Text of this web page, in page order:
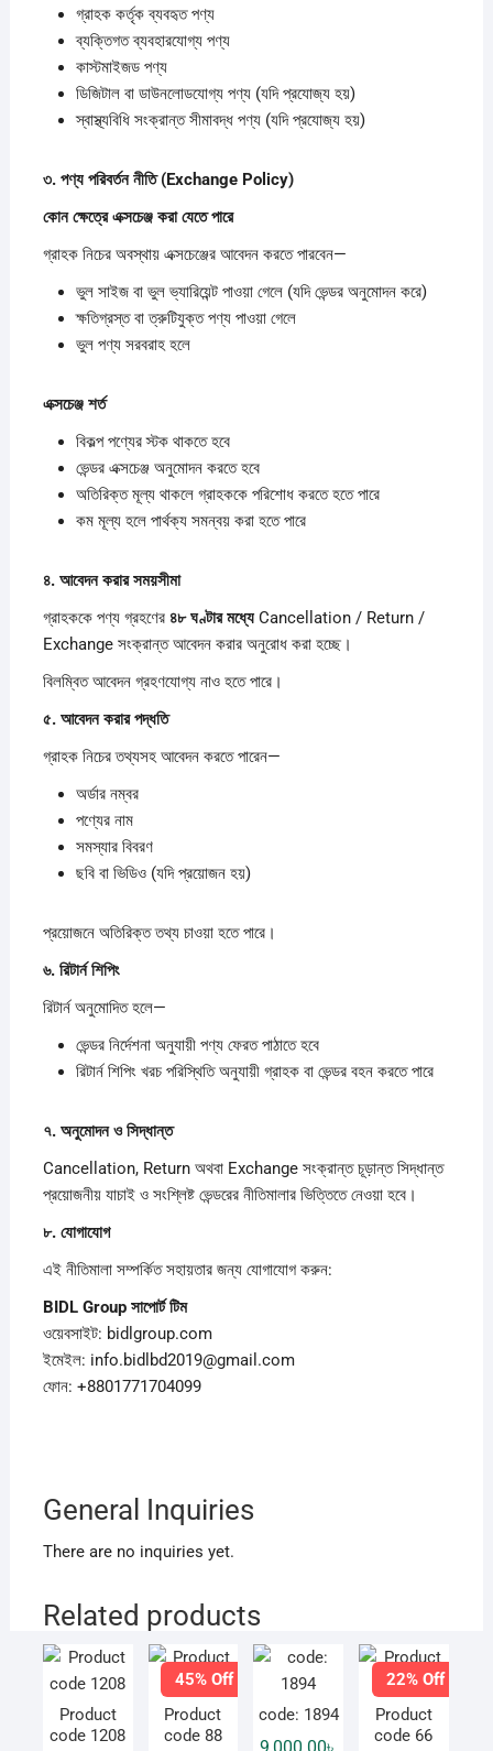
গ্রাহক কর্তৃক ব্যবহৃত পণ্য
ব্যক্তিগত ব্যবহারযোগ্য পণ্য
কাস্টমাইজড পণ্য
ডিজিটাল বা ডাউনলোডযোগ্য পণ্য (যদি প্রযোজ্য হয়)
স্বাস্থ্যবিধি সংক্রান্ত সীমাবদ্ধ পণ্য (যদি প্রযোজ্য হয়)
৩. পণ্যপরিবর্তননীতি (Exchange Policy)
কোনক্ষেত্রেএক্সচেঞ্জ করাযেতেপারে
গ্রাহক নিচের অবস্থায় এক্সচেঞ্জের আবেদন করতে পারবেন—
ভুল সাইজ বা ভুল ভ্যারিয়েন্ট পাওয়া গেলে (যদি ভেন্ডর অনুমোদন করে)
ক্ষতিগ্রস্ত বা ত্রুটিযুক্ত পণ্য পাওয়া গেলে
ভুল পণ্য সরবরাহ হলে
এক্সচেঞ্জ শর্ত
বিকল্প পণ্যের স্টক থাকতে হবে
ভেন্ডর এক্সচেঞ্জ অনুমোদন করতে হবে
অতিরিক্ত মূল্য থাকলে গ্রাহককে পরিশোধ করতে হতে পারে
কম মূল্য হলে পার্থক্য সমন্বয় করা হতে পারে
৪. আবেদনকরারসময়সীমা
গ্রাহককে পণ্য গ্রহণের ৪৮ঘণ্টারমধ্যেCancellation / Return /
Exchange সংক্রান্ত আবেদন করার অনুরোধ করা হচ্ছে।
বিলম্বিত আবেদন গ্রহণযোগ্য নাও হতে পারে।
৫. আবেদনকরারপদ্ধতি
গ্রাহক নিচের তথ্যসহ আবেদন করতে পারেন—
অর্ডার নম্বর
পণ্যের নাম
সমস্যার বিবরণ
ছবি বা ভিডিও (যদি প্রয়োজন হয়)
প্রয়োজনে অতিরিক্ত তথ্য চাওয়া হতে পারে।
৬. রিটার্নশিপিং
রিটার্ন অনুমোদিত হলে—
ভেন্ডর নির্দেশনা অনুযায়ী পণ্য ফেরত পাঠাতে হবে
রিটার্ন শিপিং খরচ পরিস্থিতি অনুযায়ী গ্রাহক বা ভেন্ডর বহন করতে পারে
৭. অনুমোদনওসিদ্ধান্ত
Cancellation, Return অথবা Exchange সংক্রান্ত চূড়ান্ত সিদ্ধান্ত
প্রয়োজনীয় যাচাই ও সংশ্লিষ্ট ভেন্ডরের নীতিমালার ভিত্তিতে নেওয়া হবে।
৮. যোগাযোগ
এই নীতিমালা সম্পর্কিত সহায়তার জন্য যোগাযোগ করুন:
BIDL Group সাপোর্টটিম
ওয়েবসাইট: bidlgroup.com
ইমেইল: info.bidlbd2019@gmail.com
ফোন: +8801771704099
General Inquiries
There are no inquiries yet.
Related products
Product
code 1208
45% Off
Product
code 88
code: 1894
22% Off
Product
code 66